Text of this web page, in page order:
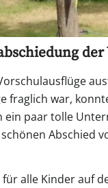
fraglich war,
ein paar tolle
Abschied
alle Kinder auf